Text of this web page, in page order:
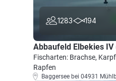
1283 194
Abbaufeld Elbekies
Fischarten: Brachse,
Rapfen
Baggersee bei 04931